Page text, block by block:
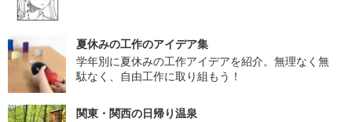
夏休みの工作のアイデア集
学年別に夏休みの工作アイデアを紹介。無理なく無
駄なく、自由工作に取り組もう！
関東・関西の日帰り温泉